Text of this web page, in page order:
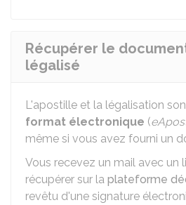
Récupérer le
légalisé
L'apostille et la légalisation
format électronique (
même si vous avez fourni un
Vous recevez un mail avec un
récupérer sur la plateforme
revêtu d'une signature